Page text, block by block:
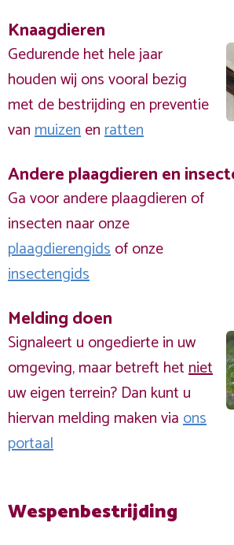
Knaagdieren
Gedurende het hele jaar
houden wij ons vooral bezig
met de bestrijding en preventie
vanmuizenenratten
Andere plaagdieren en
Ga voor andere plaagdieren of
insecten naar onze
plaagdierengidsof onze
insectengids
Melding doen
Signaleert u ongedierte in uw
omgeving, maar betreft hetniet
uw eigen terrein? Dan kunt u
hiervan melding maken viaons
portaal
Wespenbestrijding